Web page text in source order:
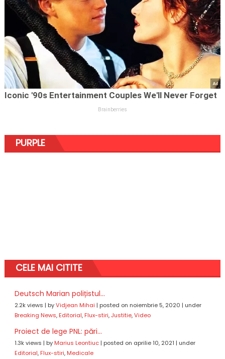
PURPLE
CELE MAI CITITE
Deutsch Marian polițistul...
2.2k views | byVidjean Mihai | posted on noiembrie 5, 2020 | under
Breaking News, Editorial, Flux-stiri,Justitie,Video
Proiect de lege PNL: pări...
1.3k views | by Marius Leontiuc| posted on aprilie 10, 2021 | under
Editorial, Flux-stiri, Medicale